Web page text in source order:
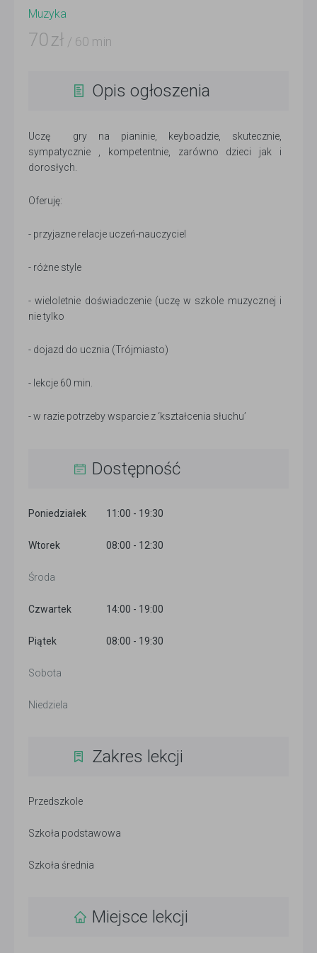
Muzyka
70 zł / 60 min
Opis ogłoszenia
Uczę gry na pianinie, keyboadzie, skutecznie,
sympatycznie , kompetentnie, zarówno dzieci jak i
dorosłych.
Oferuję:
- przyjazne relacje uczeń-nauczyciel
- różne style
- wieloletnie doświadczenie (uczę w szkole muzycznej i
nie tylko
- dojazd do ucznia (Trójmiasto)
- lekcje 60 min.
- w razie potrzeby wsparcie z ‘kształcenia słuchu’
Dostępność
Poniedziałek 11:00 - 19:30
Wtorek 08:00 - 12:30
Środa
Czwartek 14:00 - 19:00
Piątek 08:00 - 19:30
Sobota
Niedziela
Zakres lekcji
Przedszkole
Szkoła podstawowa
Szkoła średnia
Miejsce lekcji